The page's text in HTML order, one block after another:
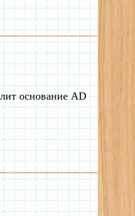
основание AD